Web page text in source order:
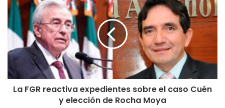
La FGR reactiva expedientes sobre el caso Cuén
y elección de Rocha Moya